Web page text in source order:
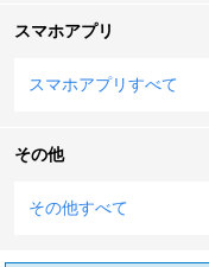
スマホアプリ
スマホアプリすべて
その他
その他すべて